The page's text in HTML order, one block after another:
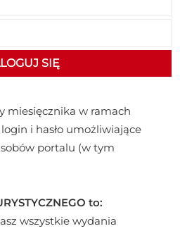
miesięcznika w ramach
i hasło umożliwiające
portalu (w tym
to:
wszystkie wydania